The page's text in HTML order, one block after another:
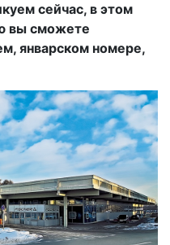
сейчас, в этом
вы сможете
январском номере,